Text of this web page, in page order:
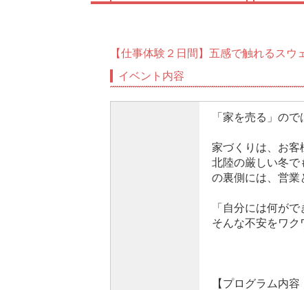
【仕事体験２日間】五感で触れるス
イベント内容
「家を売る」の
家づくりは、お客
北陸の厳しい冬で
の裏側には、営業
「自分には何がで
そんな不安をワク
【プログラム内容